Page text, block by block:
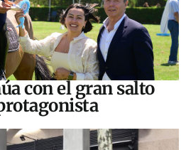
con el gran salto